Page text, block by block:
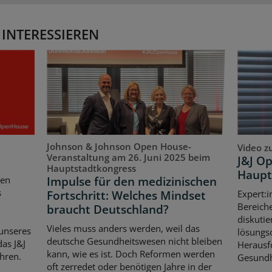
J&J
Johnson & Johnson Open House-
Veranstaltung am 26. Juni 2025 beim
Hauptstadtkongress
Impulse für den medizinischen
Fortschritt: Welches Mindset
braucht Deutschland?
Vieles muss anders werden, weil das
deutsche Gesundheitswesen nicht bleiben
kann, wie es ist. Doch Reformen werden
oft zerredet oder benötigen Jahre in der
Video
J&J